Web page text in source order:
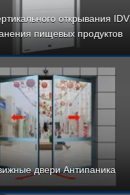
открывания IDV
пищевых продуктов
двери Антипаника